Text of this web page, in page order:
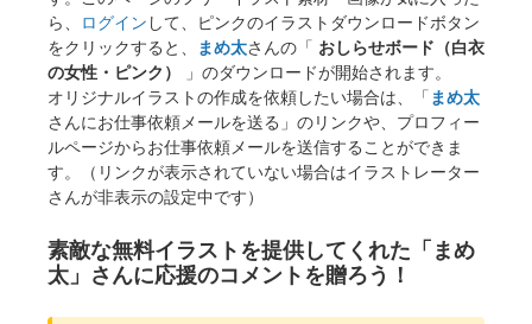
ら、
ログイン して、ピンクのイラストダウンロードボタン
をクリックすると、
まめ太さんの「 おしらせボード（白衣
の女性・ピンク）
」のダウンロードが開始されます。
オリジナルイラストの作成を依頼したい場合は、「 まめ太
さんにお仕事依頼メールを送る」のリンクや、プロフィー
ルページからお仕事依頼メールを送信することができま
す。（リンクが表示されていない場合はイラストレーター
さんが非表示の設定中です）
素敵な無料イラストを提供してくれた「まめ
太」さんに応援のコメントを贈ろう！